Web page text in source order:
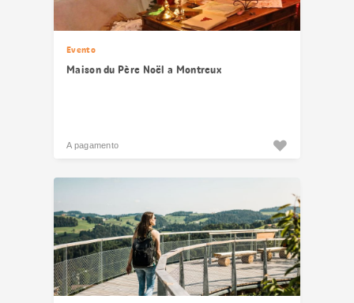
Evento
Maison du Père Noël a Montreux
A pagamento